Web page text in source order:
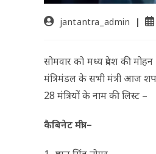
jantantra_admin
सोमवार को मध्य प्रदेश की
मंत्रिमंडल के सभी मंत्री आज
28 मंंत्रियों के नाम की लिस्ट –
कैबिनेट मंत्री –